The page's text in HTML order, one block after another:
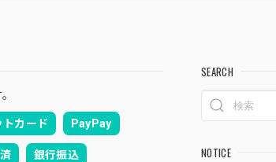
トカード PayPay
銀行振込
SEARCH
NOTICE